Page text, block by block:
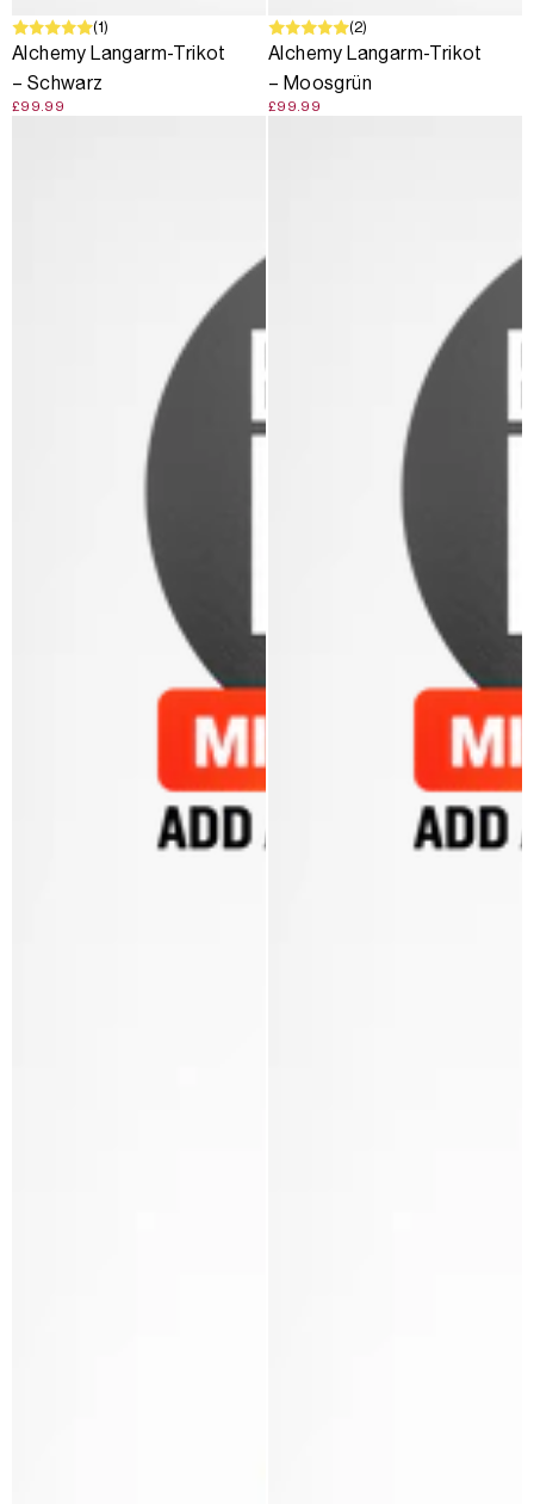
(1)
Alchemy Langarm-Trikot
– Schwarz
£99.99
(2)
Alchemy Langarm-Trikot
– Moosgrün
£99.99